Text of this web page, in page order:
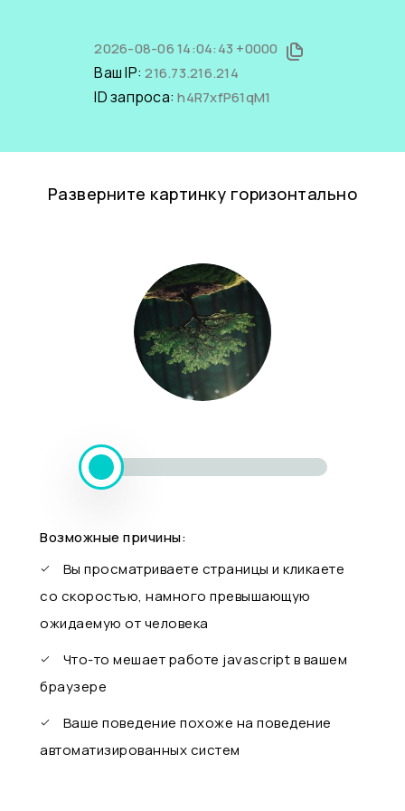
2026-08-06 14:04:43 +0000
Ваш IP:216.73.216.214
ID запроса:h4R7xfP61qM1
Разверните картинку горизонтально
Возможные причины:
Вы просматриваете страницы и кликаете
со скоростью, намного превышающую
ожидаемую от человека
Что-то мешает работе javascript в вашем
браузере
Ваше поведение похоже на поведение
автоматизированных систем